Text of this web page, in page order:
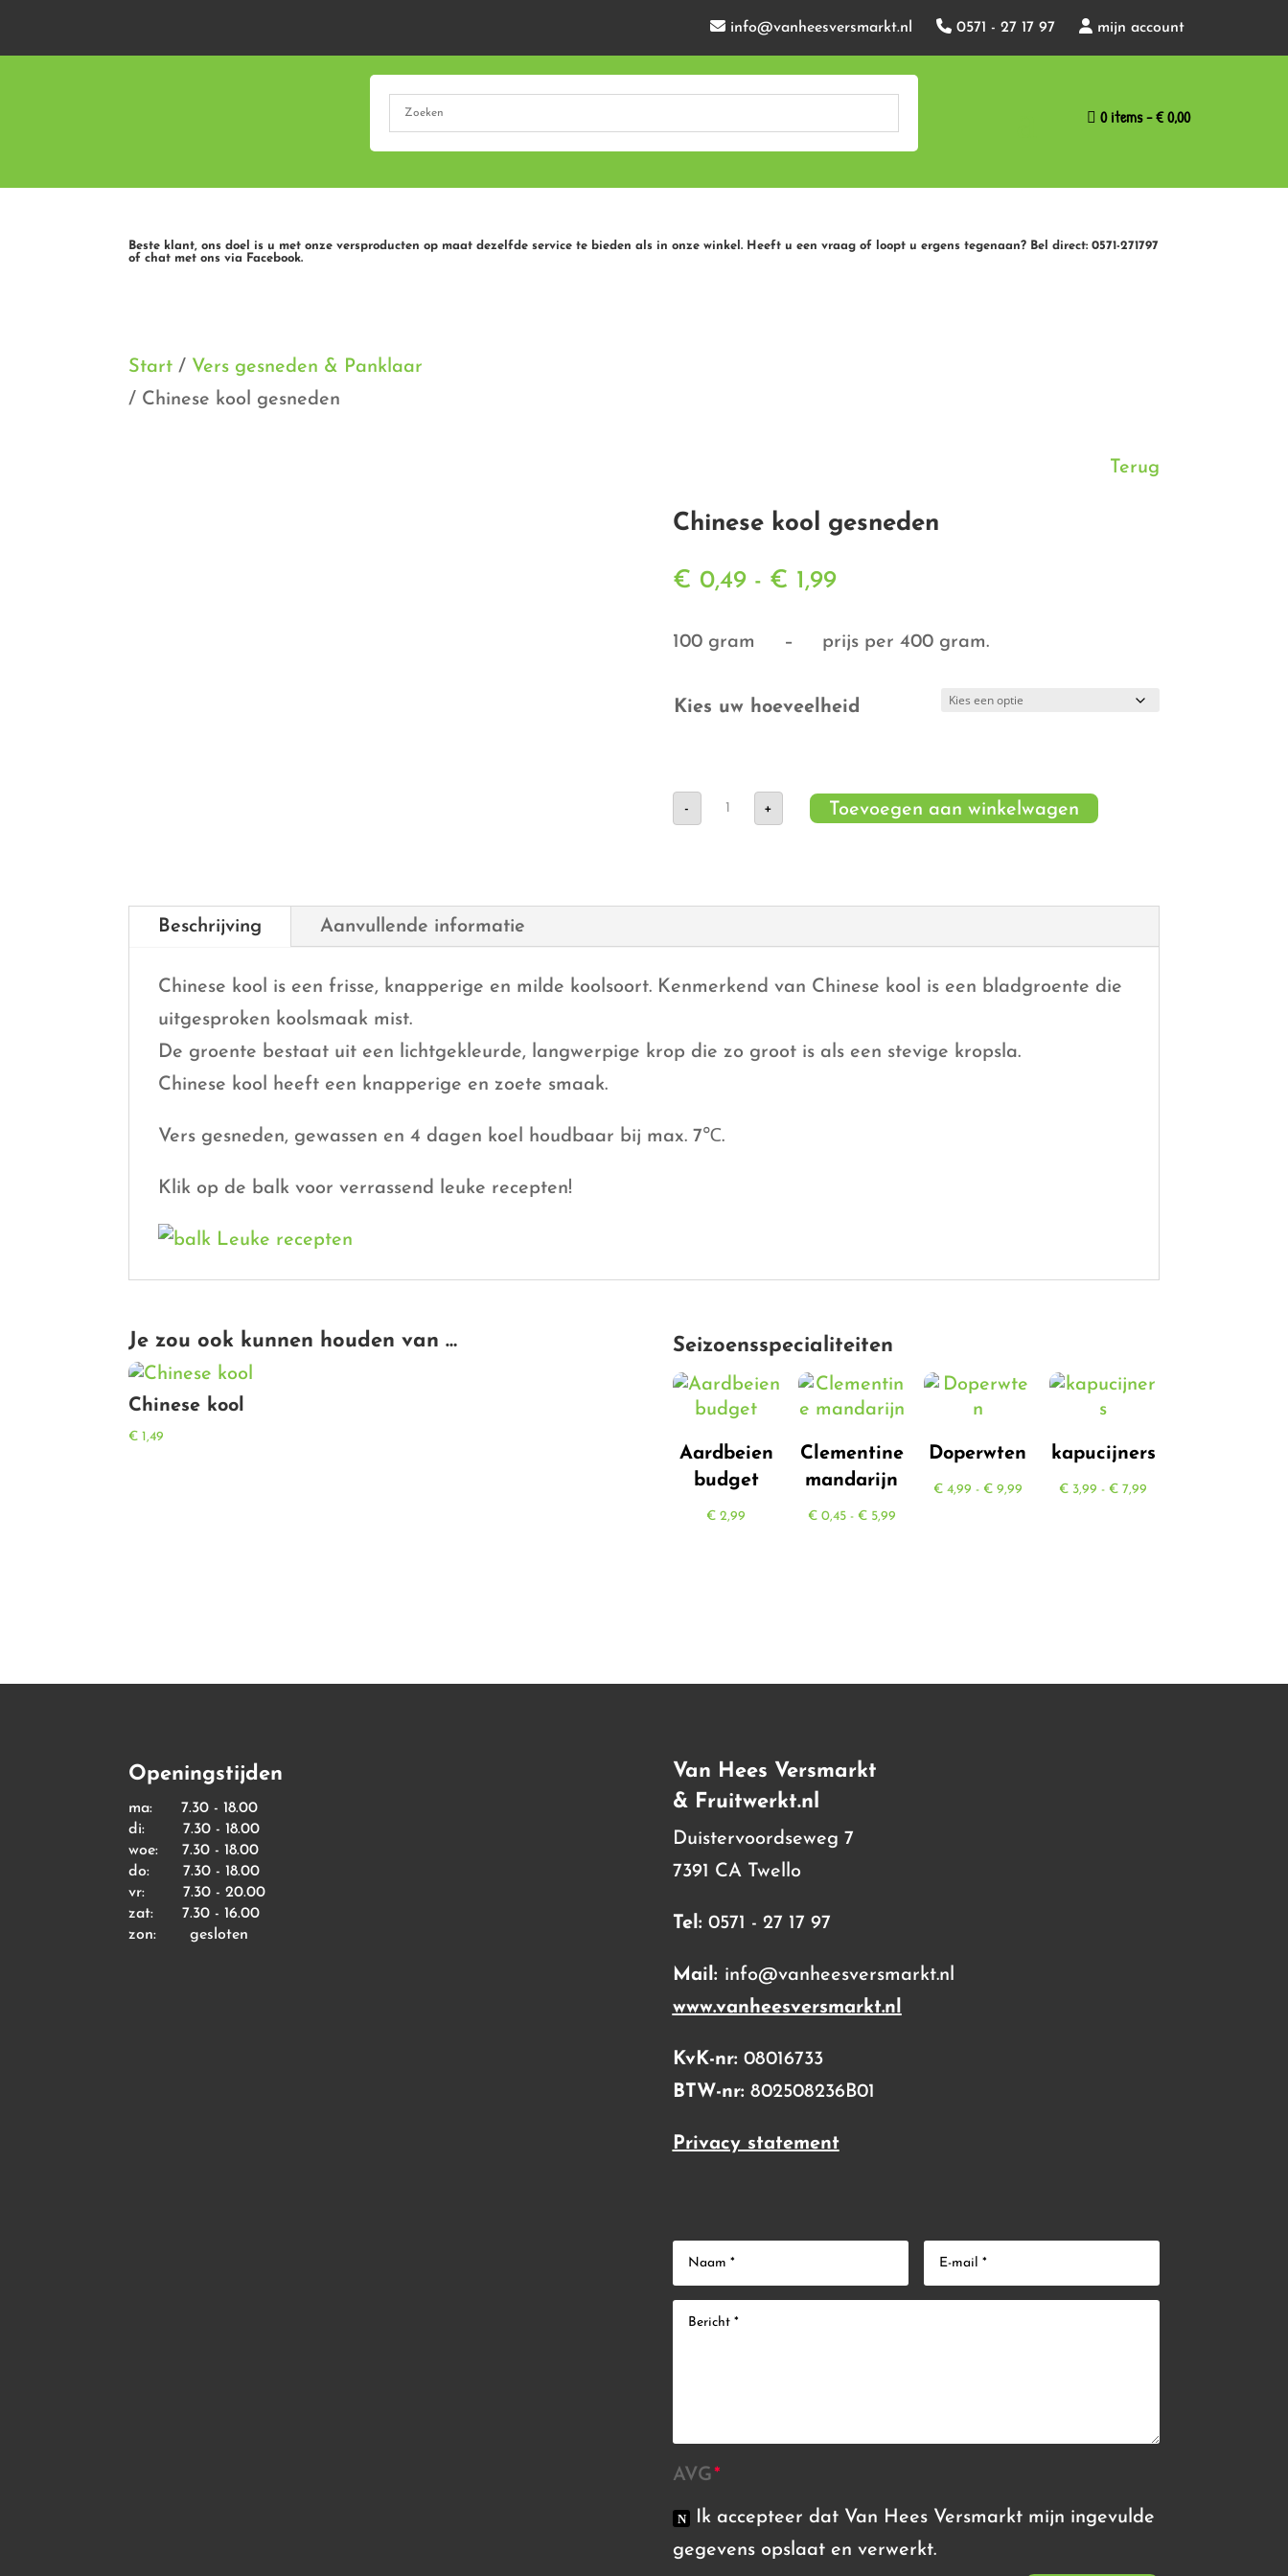
info@vanheesversmarkt.nl 0571 - 27 17 97 mijn account
0 items € 0,00
Beste klant, ons doel is u met onze versproducten op maat dezelfde service te bieden als in onze winkel. Heeft u een vraag of loopt u ergens tegenaan? Bel direct: 0571-271797
of chat met ons via Facebook.
Start / Vers gesneden & Panklaar
/ Chinese kool gesneden
Terug
Chinese kool gesneden
€ 0,49 - € 1,99Prijsklasse:
tot
100 gram – prijs per 400 gram.
Kies uw hoeveelheid
-
Chinese+ Toevoegen aan winkelwagen
Beschrijving Aanvullende informatie
Chinese kool is een frisse, knapperige en milde koolsoort. Kenmerkend van Chinese kool is een bladgroente die
uitgesproken koolsmaak mist.
De groente bestaat uit een lichtgekleurde, langwerpige krop die zo groot is als een stevige kropsla.
Chinese kool heeft een knapperige en zoete smaak.
Vers gesneden, gewassen en 4 dagen koel houdbaar bij max. 7℃.
Klik op de balk voor verrassend leuke recepten!
Je zou ook kunnen houden van …
Chinese kool
€ 1,49
Seizoensspecialiteiten
Aardbeien
budget
€ 2,99
Clementine
mandarijn
€0,45 - €5,99Prijsklasse:
Doperwten
€4,99 - €9,99Prijsklasse:
kapucijners
€ 3,99 - € 7,99
Openingstijden
ma: 7.30 - 18.00
di: 7.30 - 18.00
woe: 7.30 - 18.00
do: 7.30 - 18.00
vr: 7.30 - 20.00
zat: 7.30 - 16.00
zon: gesloten
Van Hees Versmarkt
& Fruitwerkt.nl
Duistervoordseweg 7
7391 CA Twello
Tel: 0571 - 27 17 97
Mail: info@vanheesversmarkt.nl
www.vanheesversmarkt.nl
KvK-nr: 08016733
BTW-nr: 802508236B01
Privacy statement
AVG
Ik accepteer dat Van Hees Versmarkt mijn ingevulde
gegevens opslaat en verwerkt.